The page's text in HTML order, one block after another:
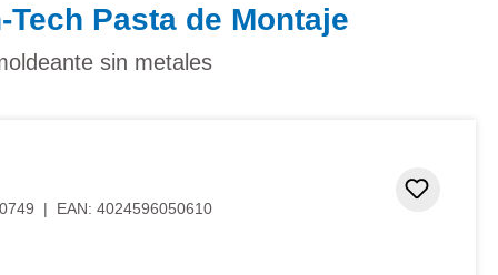
Pasta de Montaje
sin metales
| EAN: 4024596050610